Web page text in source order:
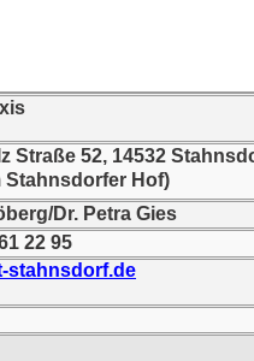
Straße 52, 14532
Stahnsdorfer Hof)
Dr. Petra Gies
22 95
stahnsdorf.de